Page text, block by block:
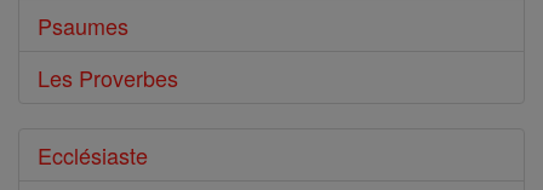
Psaumes
Les Proverbes
Ecclésiaste